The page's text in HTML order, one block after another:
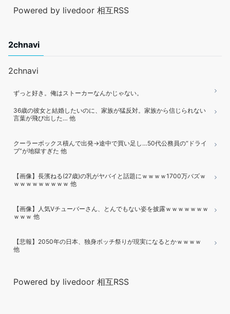
Powered by livedoor 相互RSS
2chnavi
2chnavi
ずっと好き。俺はストーカーなんかじゃない。
36歳の彼女と結婚したいのに、家族が猛反対。家族から信じられない
言葉が飛び出した… 他
クーラーボックス積んで出発→途中で買い足し…50代公務員の“ドライ
ブ”が地獄すぎた 他
【画像】長濱ねる(27歳)の乳がヤバイと話題にｗｗｗｗ1700万バズｗ
ｗｗｗｗｗｗｗｗｗ 他
【画像】人気Vチューバーさん、とんでもない姿を披露ｗｗｗｗｗｗｗ
ｗｗｗ 他
【悲報】2050年の日本、独身ボッチ祭りが現実になるとかｗｗｗｗ
他
Powered by livedoor 相互RSS